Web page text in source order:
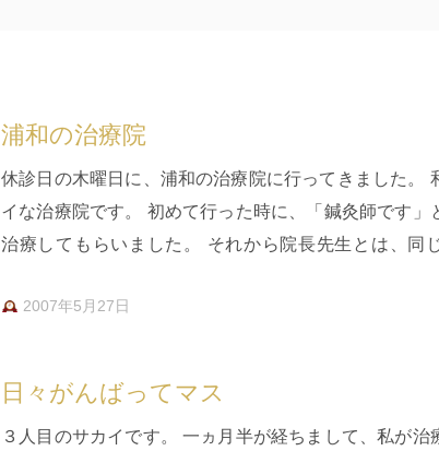
浦和の治療院
休診日の木曜日に、浦和の治療院に行ってきました。
イな治療院です。 初めて行った時に、「鍼灸師です」
治療してもらいました。 それから院長先生とは、同
2007年5月27日
日々がんばってマス
３人目のサカイです。 一ヵ月半が経ちまして、私が治